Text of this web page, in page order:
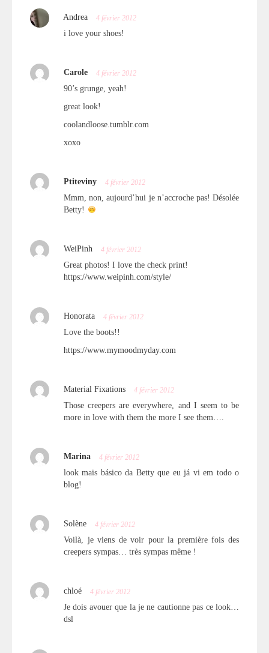
Andrea 4 février 2012
i love your shoes!
Carole 4 février 2012
90’s grunge, yeah!
great look!
coolandloose.tumblr.com
xoxo
Ptiteviny 4 février 2012
Mmm, non, aujourd’hui je n’accroche pas! Désolée
Betty!
WeiPinh 4 février 2012
Great photos! I love the check print!
https://www.weipinh.com/style/
Honorata 4 février 2012
Love the boots!!
https://www.mymoodmyday.com
Material Fixations 4 février 2012
Those creepers are everywhere, and I seem to be
more in love with them the more I see them….
Marina 4 février 2012
look mais básico da Betty que eu já vi em todo o
blog!
Solène 4 février 2012
Voilà, je viens de voir pour la première fois des
creepers sympas… très sympas même !
chloé 4 février 2012
Je dois avouer que la je ne cautionne pas ce look…
dsl